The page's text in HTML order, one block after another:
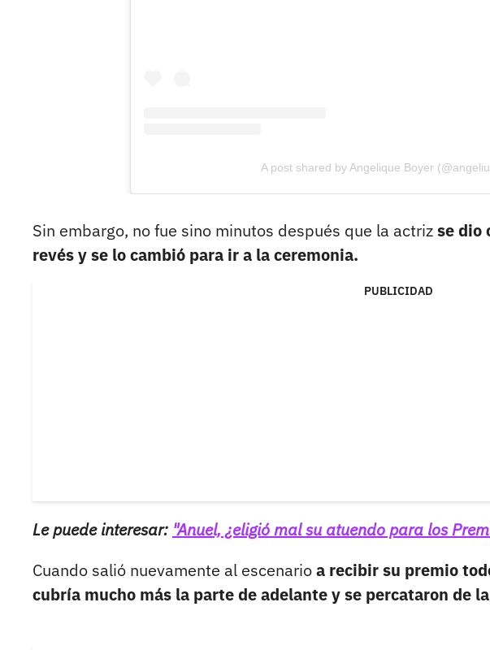
A post shared by Angelique Boyer
Sin embargo, no fue sino minutos después que la actrizse dio
revés y se lo cambió para ir a la ceremonia.
PUBLICIDAD
Le puede interesar: "Anuel, ¿eligió mal su atuendo para los
Cuando salió nuevamente al escenarioa recibir su premio
cubría mucho más la parte de adelante y se percataron de